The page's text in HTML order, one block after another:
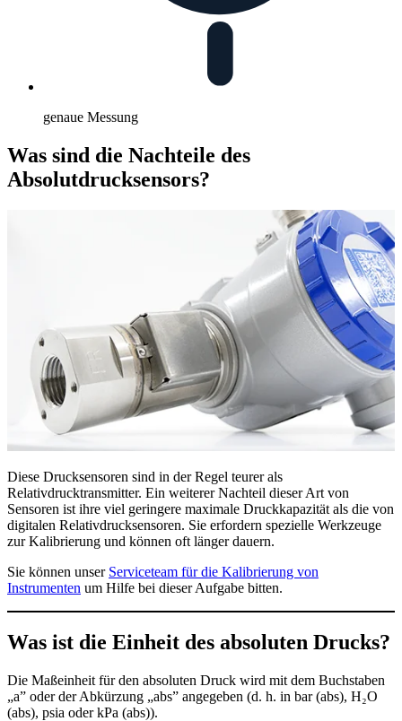
genaue Messung
Was sind die Nachteile des
Absolutdrucksensors?
Diese Drucksensoren sind in der Regel teurer als
Relativdrucktransmitter. Ein weiterer Nachteil dieser Art von
Sensoren ist ihre viel geringere maximale Druckkapazität als die von
digitalen Relativdrucksensoren. Sie erfordern spezielle Werkzeuge
zur Kalibrierung und können oft länger dauern.
Sie können unser Serviceteam für die Kalibrierung von
Instrumenten um Hilfe bei dieser Aufgabe bitten.
Was ist die Einheit des absoluten Drucks?
Die Maßeinheit für den absoluten Druck wird mit dem Buchstaben
„a” oder der Abkürzung „abs” angegeben (d. h. in bar (abs), H₂O
(abs), psia oder kPa (abs)).